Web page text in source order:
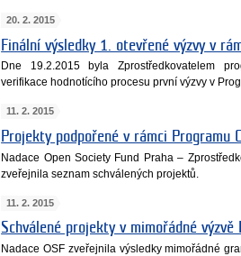
20. 2. 2015
Finální výsledky 1. otevřené výzvy v
Dne 19.2.2015 byla Zprostředkovatelem
verifikace hodnotícího procesu první výzvy v
11. 2. 2015
Projekty podpořené v rámci Programu
Nadace Open Society Fund Praha –
zveřejnila seznam schválených projektů.
11. 2. 2015
Schválené projekty v mimořádné výzvě
Nadace OSF zveřejnila výsledky mimořádné